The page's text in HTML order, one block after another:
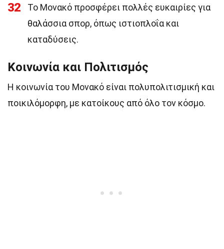
32
Το Μονακό προσφέρει πολλές ευκαιρίες για
θαλάσσια σπορ, όπως ιστιοπλοΐα και
καταδύσεις.
Κοινωνία και Πολιτισμός
Η κοινωνία του Μονακό είναι πολυπολιτισμική και
ποικιλόμορφη, με κατοίκους από όλο τον κόσμο.